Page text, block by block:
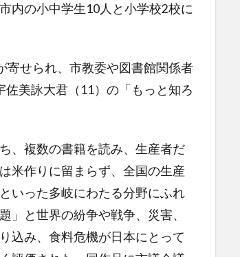
内の小中学生10人と小学校2校に
せられ、市教委や図書館関係者
美詠大君（11）の「もっと知ろ
、複数の書籍を読み、生産者だ
米作りに留まらず、全国の生産
いった多岐にわたる分野にふれ
」と世界の紛争や戦争、災害、
込み、食料危機が日本にとって